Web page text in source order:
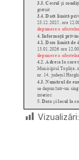
Vizualizări: